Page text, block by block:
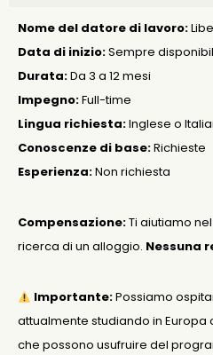
Nome del datore di lavoro:
Data di inizio:Sempre
Durata:Da 3 a 12 mesi
Impegno:Full-time
Lingua richiesta:Inglese o
Conoscenze di base:Richieste
Esperienza:Non richiesta
Compensazione:Ti aiutiamo
ricerca di un alloggio. Nessuna
Importante:Possiamo
attualmente studiando in Europa
che possono usufruire del